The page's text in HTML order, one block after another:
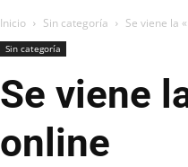
Inicio Sin categoría Se viene la
Sin categoría
Se viene
online